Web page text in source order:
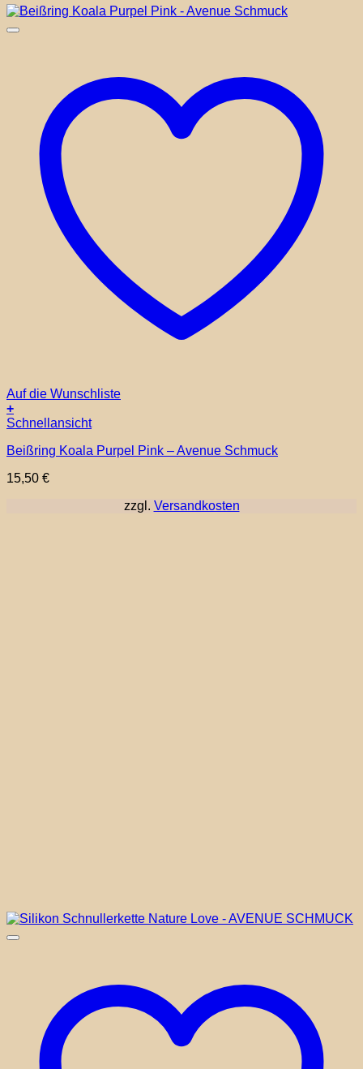
Auf die Wunschliste
+
Schnellansicht
Beißring Koala Purpel Pink – Avenue Schmuck
15,50 €
zzgl. Versandkosten